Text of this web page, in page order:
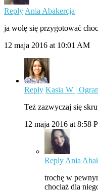
Reply Ania Abakercja
ja wolę się przygotować
12 maja 2016 at 10:01 AM
Reply Kasia W |
Też zazwyczaj się
12 maja 2016 at 8:58
Reply Ania
trochę w
chociaż dla